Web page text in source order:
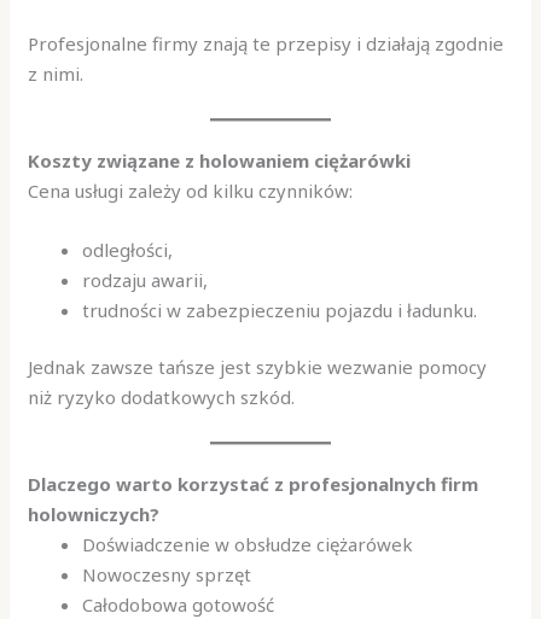
Profesjonalne firmy znają te przepisy i działają zgodnie
z nimi.
Koszty związane z holowaniem ciężarówki
Cena usługi zależy od kilku czynników:
odległości,
rodzaju awarii,
trudności w zabezpieczeniu pojazdu i ładunku.
Jednak zawsze tańsze jest szybkie wezwanie pomocy
niż ryzyko dodatkowych szkód.
Dlaczego warto korzystać z profesjonalnych firm
holowniczych?
Doświadczenie w obsłudze ciężarówek
Nowoczesny sprzęt
Całodobowa gotowość